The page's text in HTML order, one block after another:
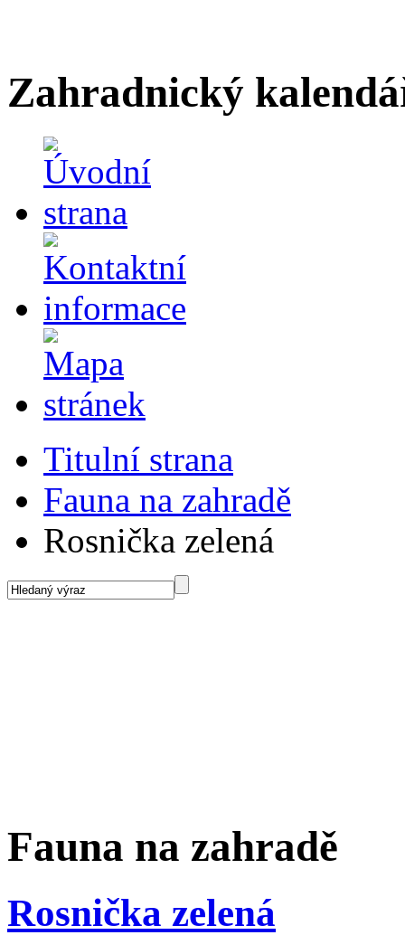
Zahradnický
Titulní strana
Fauna na zahradě
Rosnička zelená
Fauna na zahradě
Rosnička zelená